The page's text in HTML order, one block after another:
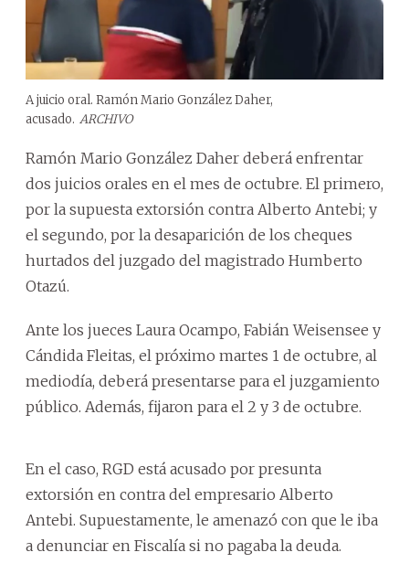
A juicio oral. Ramón Mario González Daher,
acusado. ARCHIVO
Ramón Mario González Daher deberá enfrentar
dos juicios orales en el mes de octubre. El primero,
por la supuesta extorsión contra Alberto Antebi; y
el segundo, por la desaparición de los cheques
hurtados del juzgado del magistrado Humberto
Otazú.
Ante los jueces Laura Ocampo, Fabián Weisensee y
Cándida Fleitas, el próximo martes 1 de octubre, al
mediodía, deberá presentarse para el juzgamiento
público. Además, fijaron para el 2 y 3 de octubre.
En el caso, RGD está acusado por presunta
extorsión en contra del empresario Alberto
Antebi. Supuestamente, le amenazó con que le iba
a denunciar en Fiscalía si no pagaba la deuda.